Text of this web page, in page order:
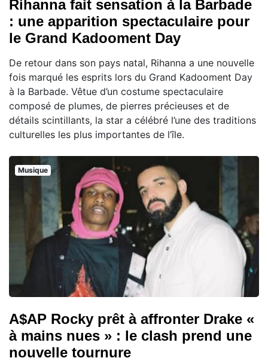
Rihanna fait sensation à la Barbade
: une apparition spectaculaire pour
le Grand Kadooment Day
De retour dans son pays natal, Rihanna a une nouvelle
fois marqué les esprits lors du Grand Kadooment Day
à la Barbade. Vêtue d’un costume spectaculaire
composé de plumes, de pierres précieuses et de
détails scintillants, la star a célébré l’une des traditions
culturelles les plus importantes de l’île.
Musique
A$AP Rocky prêt à affronter Drake «
à mains nues » : le clash prend une
nouvelle tournure